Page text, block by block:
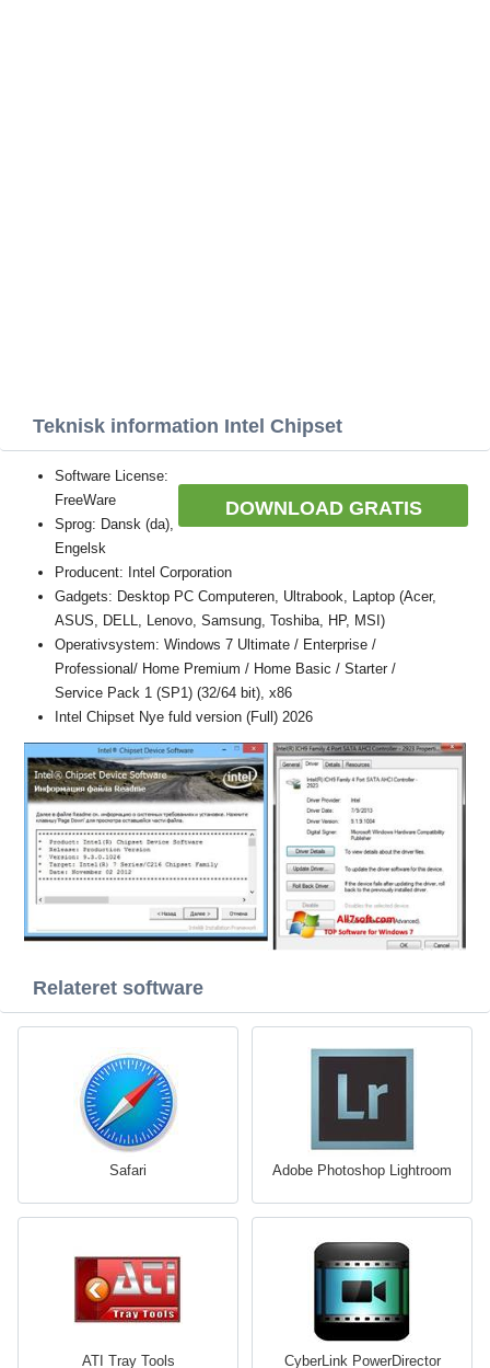
Teknisk information Intel Chipset
DOWNLOAD GRATIS
Software License:
FreeWare
Sprog: Dansk (da),
Engelsk
Producent: Intel Corporation
Gadgets: Desktop PC Computeren, Ultrabook, Laptop (Acer,
ASUS, DELL, Lenovo, Samsung, Toshiba, HP, MSI)
Operativsystem: Windows 7 Ultimate / Enterprise /
Professional/ Home Premium / Home Basic / Starter /
Service Pack 1 (SP1) (32/64 bit), x86
Intel Chipset Nye fuld version (Full) 2026
Relateret software
Safari Adobe Photoshop Lightroom
ATI Tray Tools CyberLink PowerDirector